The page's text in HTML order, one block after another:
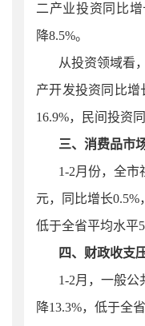
二产业投资同比
降8.5%。
从投资领域看
产开发投资同比增
16.9%，民间投资
三、消费品市
1-2月份，全市
元，同比增长0.5%
低于全省平均水平
四、财政收支
1-2月 ，一般公
降13.3%，低于全